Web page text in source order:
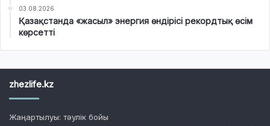
03.08.2026
Қазақстанда «жасыл» энергия өндірісі рекордтық өсім
көрсетті
zhezlife.kz
Жаңартылуы: тәулік бойы